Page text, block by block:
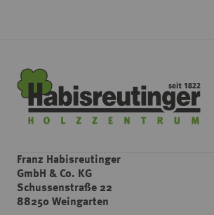
Franz Habisreutinger
GmbH & Co. KG
Schussenstraße 22
88250 Weingarten